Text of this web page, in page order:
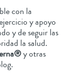
con la
y apoyo
y de seguir las
la salud.
y otras